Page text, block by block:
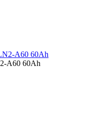
A60 60Ah